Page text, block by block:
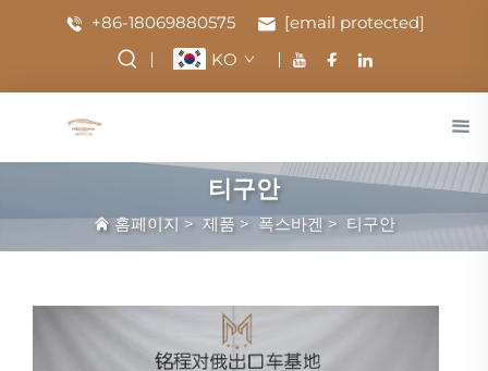
+86-18069880575
[email protected]
KO
티구안
홈페이지 > 제품 > 폭스바겐 > 티구안